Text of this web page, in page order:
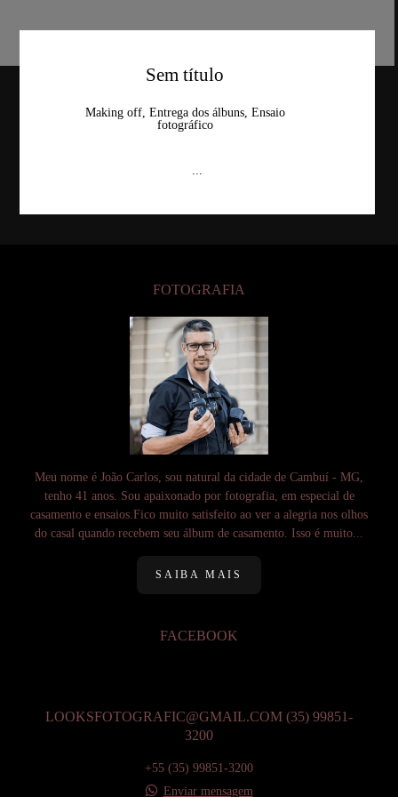
Sem título
Making off, Entrega dos álbuns, Ensaio
fotográfico
...
FOTOGRAFIA
Meu nome é João Carlos, sou natural da cidade de Cambuí - MG,
tenho 41 anos. Sou apaixonado por fotografia, em especial de
casamento e ensaios.Fico muito satisfeito ao ver a alegria nos olhos
do casal quando recebem seu álbum de casamento. Isso é muito...
SAIBA MAIS
FACEBOOK
LOOKSFOTOGRAFIC@GMAIL.COM (35) 99851-
3200
+55 (35) 99851-3200
Enviar mensagem